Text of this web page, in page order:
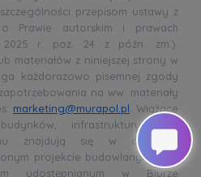
przepisom ustawy z
Prawie autorskim i prawach
r. poz. 24 z późn. zm.).
materiałów z niniejszej strony w
każdorazowo pisemnej zgody
na ww. materiały
marketing@murapol.pl . Wiążące
infrastruktury oraz
znajdują się w aktualnie
projekcie budowlanym oraz
udostępnianym w Biurze